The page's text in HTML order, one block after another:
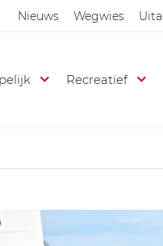
Nieuws Wegwies
Recreatief